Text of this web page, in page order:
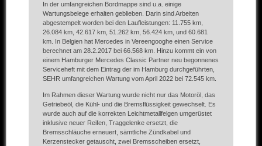
In der umfangreichen Bordmappe sind u.a. einige
Wartungsbelege erhalten geblieben. Darin sind Arbeiten
abgestempelt worden bei den Laufleistungen: 11.755 km,
26.084 km, 42.617 km, 51.262 km, 56.424 km, und 60.681
km. In Belgien hat Mercedes in Vereengooghe einen Service
berechnet am 28.2.2017 bei 66.568 km. Hinzu kommt ein von
einem Hamburger Mercedes Classic Partner neu begonnenes
Serviceheft mit dem Eintrag der im Hamburg durchgeführten,
SEHR umfangreichen Wartung vom April 2022 bei 72.545 km.
Im Rahmen dieser Wartung wurde nicht nur das Motoröl, das
Getriebeöl, die Kühl- und die Bremsflüssigkeit gewechselt. Es
wurde auch auf die korrekten Leichtmetallfelgen umgerüstet
inklusive neuer Reifen, Traggelenke ersetzt, die
Bremsschläuche erneuert, sämtliche Zündkabel und
Kerzenstecker getauscht, zwei Bremsscheiben ersetzt,